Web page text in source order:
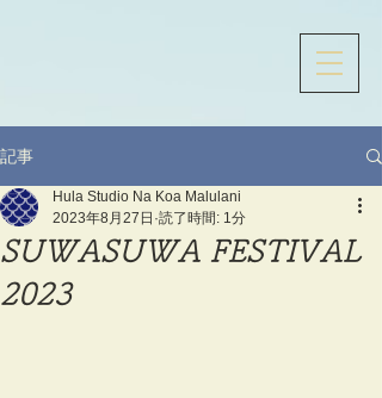
記事
SUWASUWA FESTIVAL
2023
Hula Studio Na Koa Malulani
2023年8月27日 読了時間: 1分